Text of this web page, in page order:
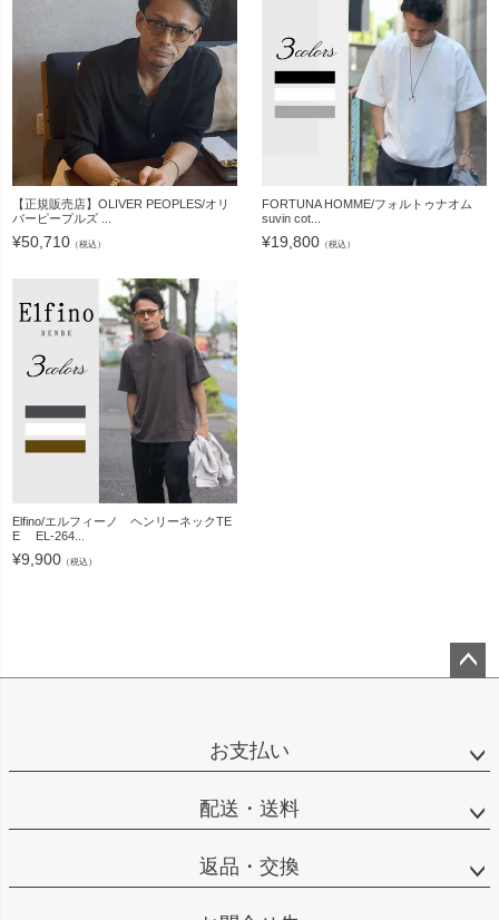
【正規販売店】OLIVER PEOPLES/オリ
バーピープルズ ...
¥50,710 （税込）
FORTUNA HOMME/フォルトゥナオム
suvin cot...
¥19,800 （税込）
Elfino/エルフィーノ ヘンリーネックTE
E EL-264...
¥9,900 （税込）
お支払い
配送・送料
返品・交換